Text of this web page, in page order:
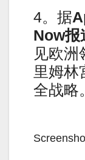
4。据
Now报
见欧
里姆林
全战略。